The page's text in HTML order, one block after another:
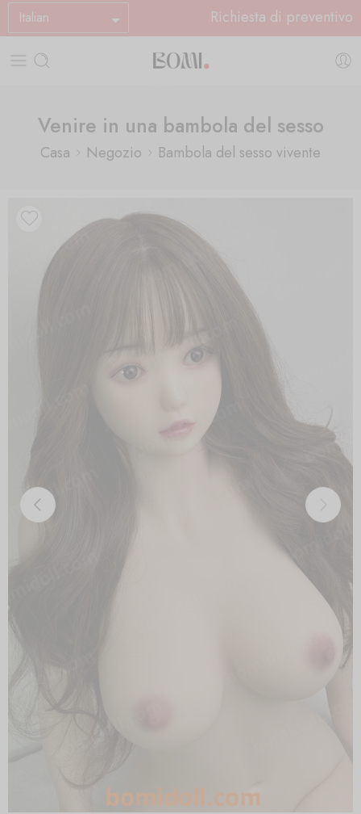
Italian Richiesta di preventivo
Venire in una bambola del sesso
Casa Negozio Bambola del sesso vivente